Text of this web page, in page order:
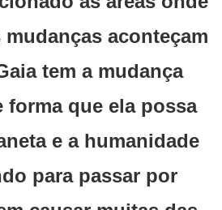
mudanças aconteçam
tem a mudança
forma que ela possa
e a humanidade
para passar por